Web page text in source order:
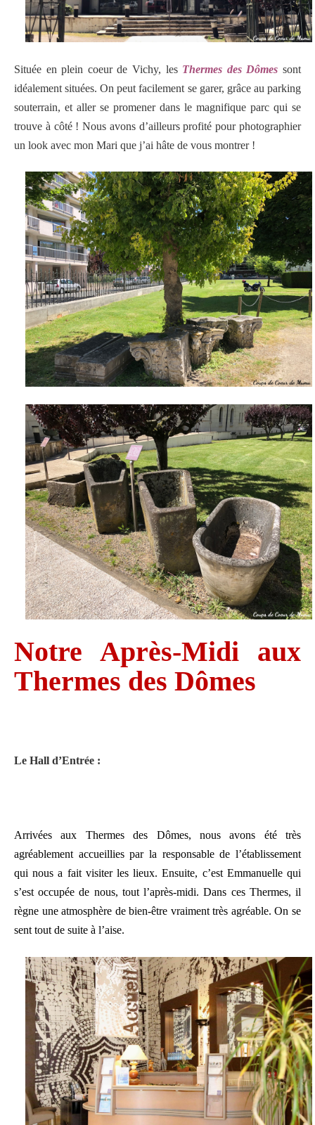
Située en plein coeur de Vichy, les Thermes des Dômes sont
idéalement situées. On peut facilement se garer, grâce au parking
souterrain, et aller se promener dans le magnifique parc qui se
trouve à côté ! Nous avons d’ailleurs profité pour photographier
un look avec mon Mari que j’ai hâte de vous montrer !
Notre Après-Midi aux
Thermes des Dômes
Le Hall d’Entrée :
Arrivées aux Thermes des Dômes, nous avons été très
agréablement accueillies par la responsable de l’établissement
qui nous a fait visiter les lieux. Ensuite, c’est Emmanuelle qui
s’est occupée de nous, tout l’après-midi. Dans ces Thermes, il
règne une atmosphère de bien-être vraiment très agréable. On se
sent tout de suite à l’aise.